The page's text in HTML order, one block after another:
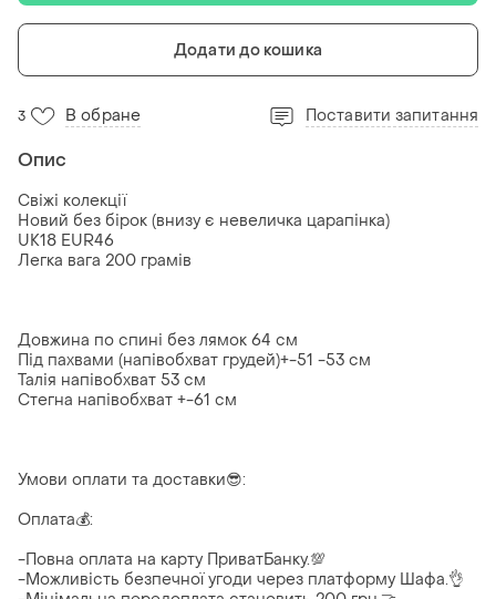
Додати до кошика
3 В обране Поставити запитання
Опис
Свіжі колекції
Новий без бірок (внизу є невеличка царапінка)
UK18 EUR46
Легка вага 200 грамів
Довжина по спині без лямок 64 см
Під пахвами (напівобхват грудей)+-51 -53 см
Талія напівобхват 53 см
Стегна напівобхват +-61 см
Умови оплати та доставки😎:
Оплата💰:
-Повна оплата на карту ПриватБанку.💯
-Можливість безпечної угоди через платформу Шафа.👌